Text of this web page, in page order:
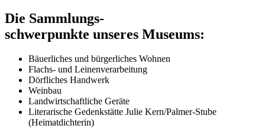
Die Sammlungs-
schwerpunkte unseres Museums:
Bäuerliches und bürgerliches Wohnen
Flachs- und Leinenverarbeitung
Dörfliches Handwerk
Weinbau
Landwirtschaftliche Geräte
Literarische Gedenkstätte Julie Kern/Palmer-Stube
(Heimatdichterin)